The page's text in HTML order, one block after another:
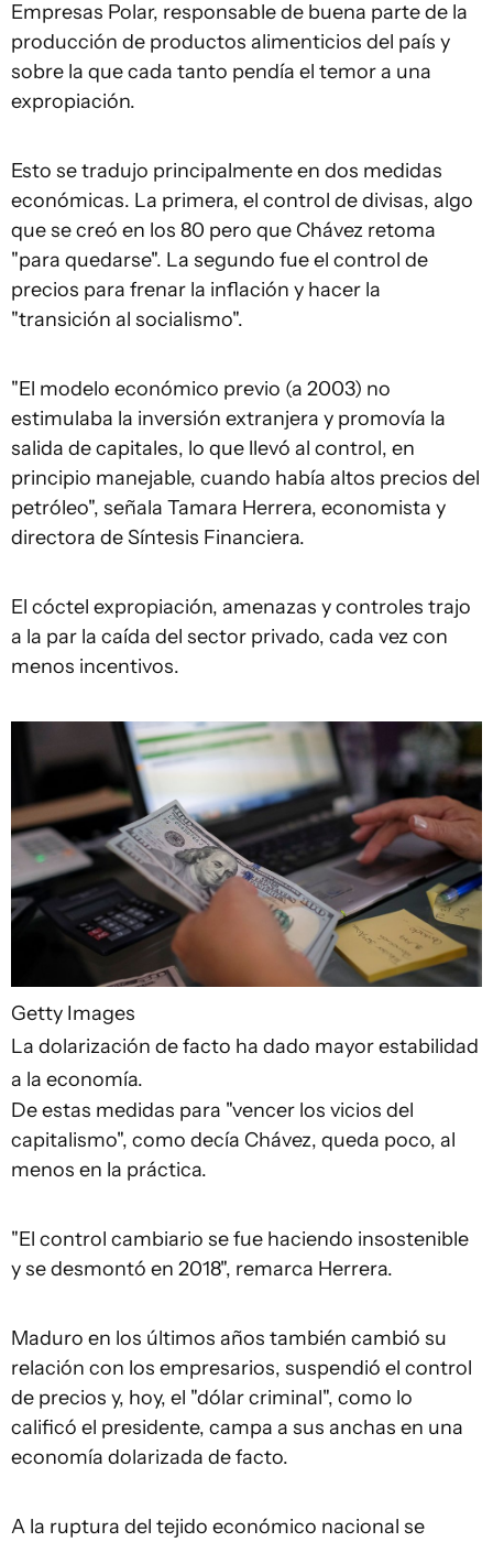
Empresas Polar, responsable de buena parte de la
producción de productos alimenticios del país y
sobre la que cada tanto pendía el temor a una
expropiación.
Esto se tradujo principalmente en dos medidas
económicas. La primera, el control de divisas, algo
que se creó en los 80 pero que Chávez retoma
"para quedarse". La segundo fue el control de
precios para frenar la inflación y hacer la
"transición al socialismo".
"El modelo económico previo (a 2003) no
estimulaba la inversión extranjera y promovía la
salida de capitales, lo que llevó al control, en
principio manejable, cuando había altos precios del
petróleo", señala Tamara Herrera, economista y
directora de Síntesis Financiera.
El cóctel expropiación, amenazas y controles trajo
a la par la caída del sector privado, cada vez con
menos incentivos.
Getty Images
La dolarización de facto ha dado mayor estabilidad
a la economía.
De estas medidas para "vencer los vicios del
capitalismo", como decía Chávez, queda poco, al
menos en la práctica.
"El control cambiario se fue haciendo insostenible
y se desmontó en 2018", remarca Herrera.
Maduro en los últimos años también cambió su
relación con los empresarios, suspendió el control
de precios y, hoy, el "dólar criminal", como lo
calificó el presidente, campa a sus anchas en una
economía dolarizada de facto.
A la ruptura del tejido económico nacional se